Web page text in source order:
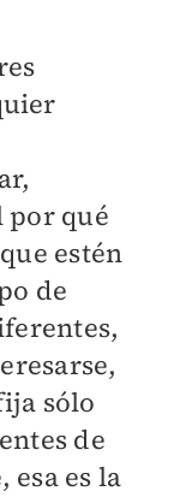
por qué
estén
de
sólo
de
esa es la